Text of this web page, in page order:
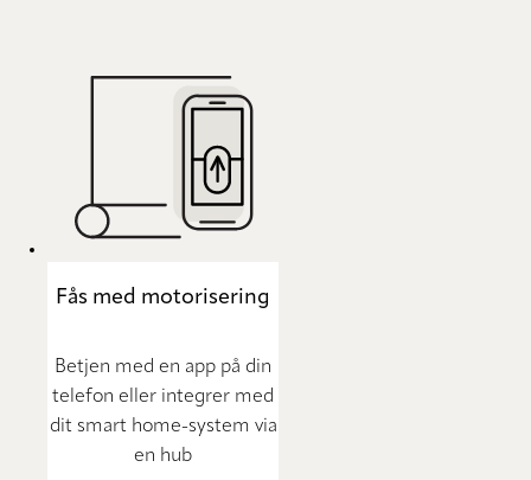
Fås med motorisering
Betjen med en app på din
telefon eller integrer med
dit smart home-system via
en hub